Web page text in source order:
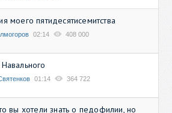
моего пятидесятисемитства
02:14 408 000
01:14 364 722
вы хотели знать о педофилии, но